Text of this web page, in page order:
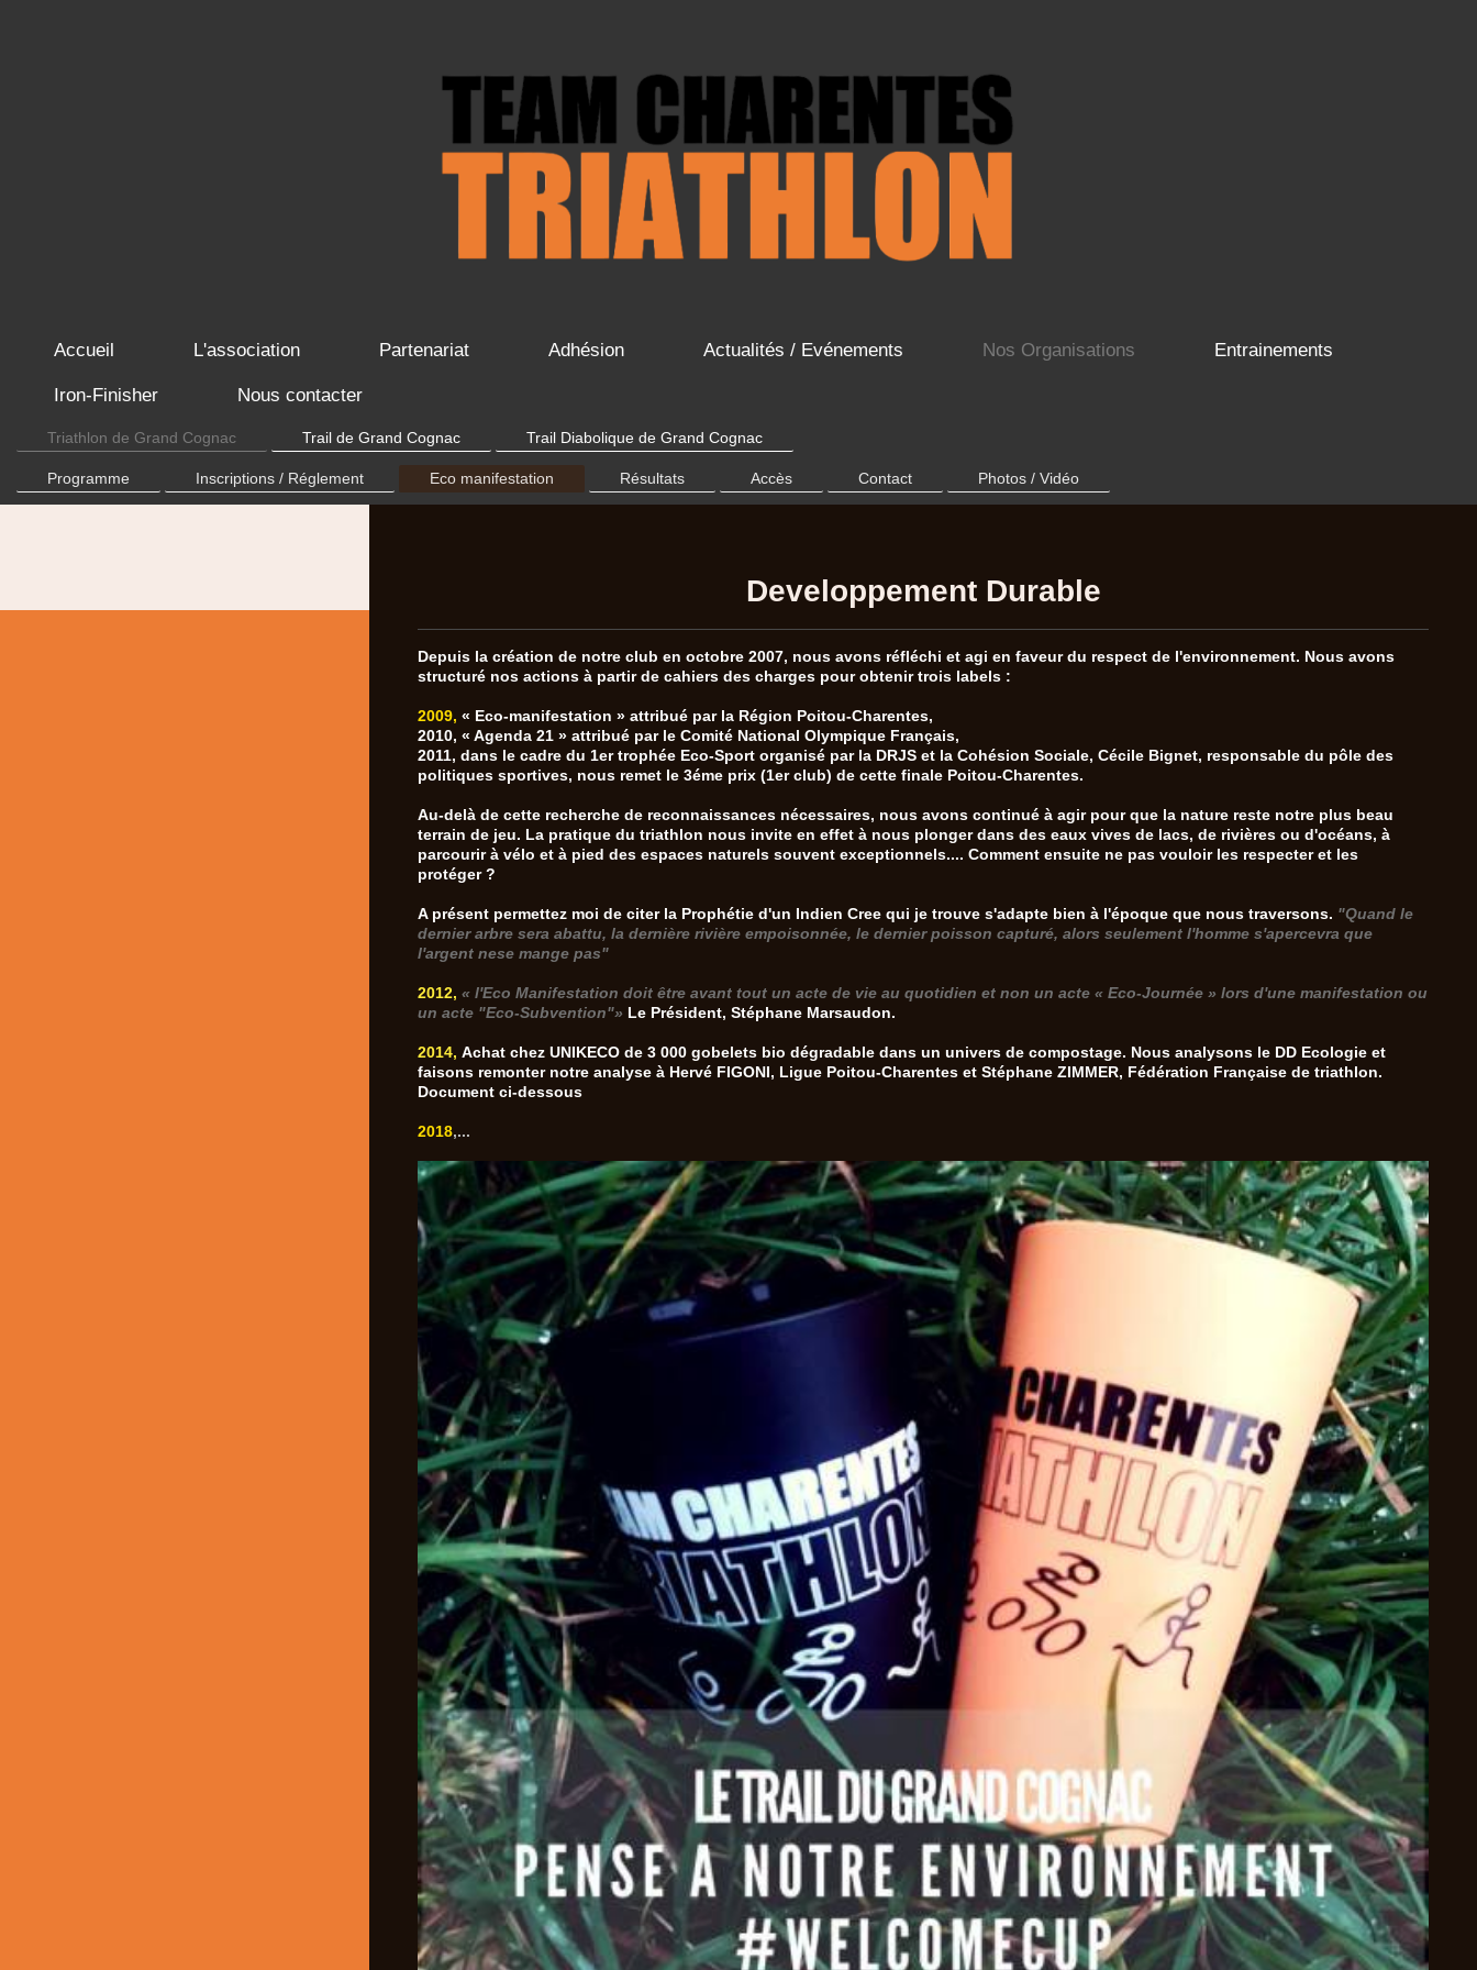
Accueil L'association Partenariat Adhésion Actualités / Evénements Nos Organisations Entrainements
Iron-Finisher Nous contacter
Triathlon de Grand Cognac Trail de Grand Cognac Trail Diabolique de Grand Cognac
Programme Inscriptions / Réglement Eco manifestation Résultats Accès Contact Photos / Vidéo
Developpement Durable
Depuis la création de notre club en octobre 2007, nous avons réfléchi et agi en faveur du respect de l'environnement. Nous avons
structuré nos actions à partir de cahiers des charges pour obtenir trois labels :
2009, « Eco-manifestation » attribué par la Région Poitou-Charentes,
2010, « Agenda 21 » attribué par le Comité National Olympique Français ,
2011, dans le cadre du 1er trophée Eco-Sport organisé par la DRJS et la Cohésion Sociale, Cécile Bignet, responsable du pôle des
politiques sportives, nous remet le 3éme prix (1er club) de cette finale Poitou-Charentes.
Au-delà de cette recherche de reconnaissances nécessaires, nous avons continué à agir pour que la nature reste notre plus beau
terrain de jeu. La pratique du triathlon nous invite en effet à nous plonger dans des eaux vives de lacs, de rivières ou d'océans, à
parcourir à vélo et à pied des espaces naturels souvent exceptionnels.... Comment ensuite ne pas vouloir les respecter et les
protéger ?
A présent permettez moi de citer la Prophétie d'un Indien Cree qui je trouve s'adapte bien à l'époque que nous traversons. "Quand le
dernier arbre sera abattu, la dernière rivière empoisonnée, le dernier poisson capturé, alors seulement l'homme s'apercevra que
l'argent nese mange pas"
2012, « l'Eco Manifestation doit être avant tout un acte de vie au quotidien et non un acte « Eco-Journée » lors d'une manifestation ou
un acte "Eco-Subvention"» Le Président, Stéphane Marsaudon.
2014, Achat chez UNIKECO de 3 000 gobelets bio dégradable dans un univers de compostage. Nous analysons le DD Ecologie et
faisons remonter notre analyse à Hervé FIGONI, Ligue Poitou-Charentes et Stéphane ZIMMER, Fédération Française de triathlon.
Document ci-dessous
2018,...